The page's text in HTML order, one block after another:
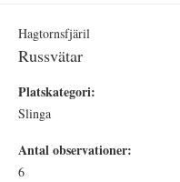
Hagtornsfjäril
Russvätar
Platskategori:
Slinga
Antal observationer:
6